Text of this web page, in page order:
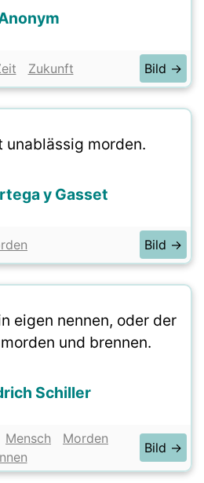
Zukunft Bild →
unablässig morden.
y Gasset
Bild →
eigen nennen, oder der
und brennen.
Schiller
Mensch
Morden
Bild →